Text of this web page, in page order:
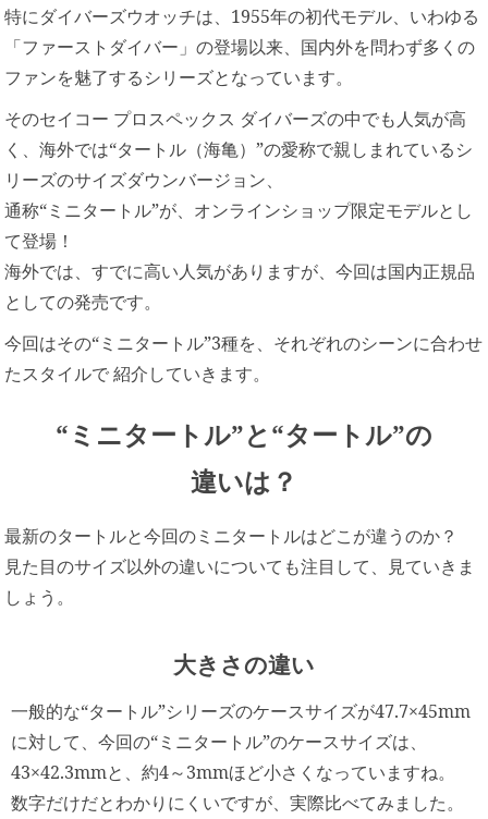
特にダイバーズウオッチは、1955年の初代モデル、いわゆる
「ファーストダイバー」の登場以来、国内外を問わず多くの
ファンを魅了するシリーズとなっています。
そのセイコー プロスペックス ダイバーズの中でも人気が高
く、海外では“タートル（海亀）”の愛称で親しまれているシ
リーズのサイズダウンバージョン、
通称“ミニタートル”が、オンラインショップ限定モデルとし
て登場！
海外では、すでに高い人気がありますが、今回は国内正規品
としての発売です。
今回はその“ミニタートル”3種を、それぞれのシーンに合わせ
たスタイルで 紹介していきます。
“ミニタートル”と“タートル”の
違いは？
最新のタートルと今回のミニタートルはどこが違うのか？
見た目のサイズ以外の違いについても注目して、見ていきま
しょう。
大きさの違い
一般的な“タートル”シリーズのケースサイズが47.7×45mm
に対して、今回の“ミニタートル”のケースサイズは、
43×42.3mmと、約4～3mmほど小さくなっていますね。
数字だけだとわかりにくいですが、実際比べてみました。